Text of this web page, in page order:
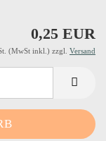
0,25 EUR
(MwSt inkl.) zzgl. Versand